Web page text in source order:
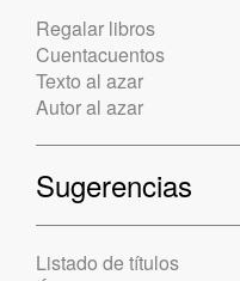
Regalar libros
Cuentacuentos
Texto al azar
Autor al azar
Sugerencias
Listado de títulos